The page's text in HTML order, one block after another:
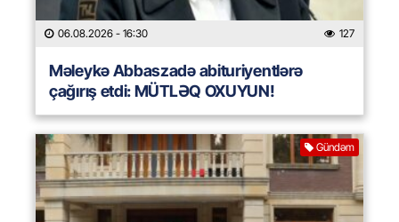
06.08.2026 - 16:30 127
Məleykə Abbaszadə abituriyentlərə
çağırış etdi: MÜTLƏQ OXUYUN!
Gündəm